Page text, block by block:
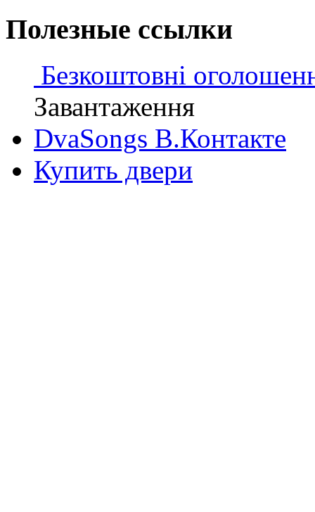
Полезные ссылки
Безкоштовні
Завантаження
DvaSongs В.Контакте
Купить двери